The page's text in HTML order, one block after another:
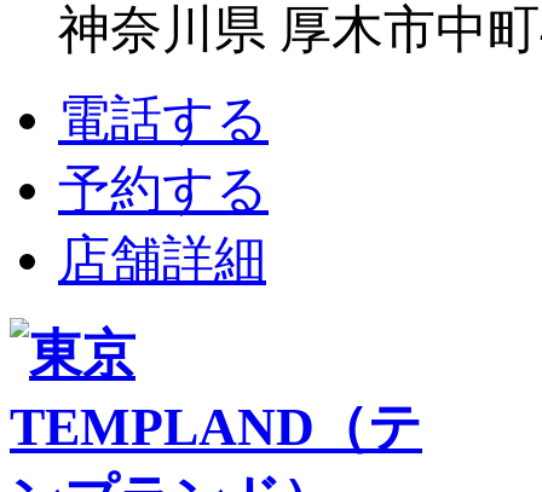
神奈川県 厚木市中
電話する
予約する
店舗詳細